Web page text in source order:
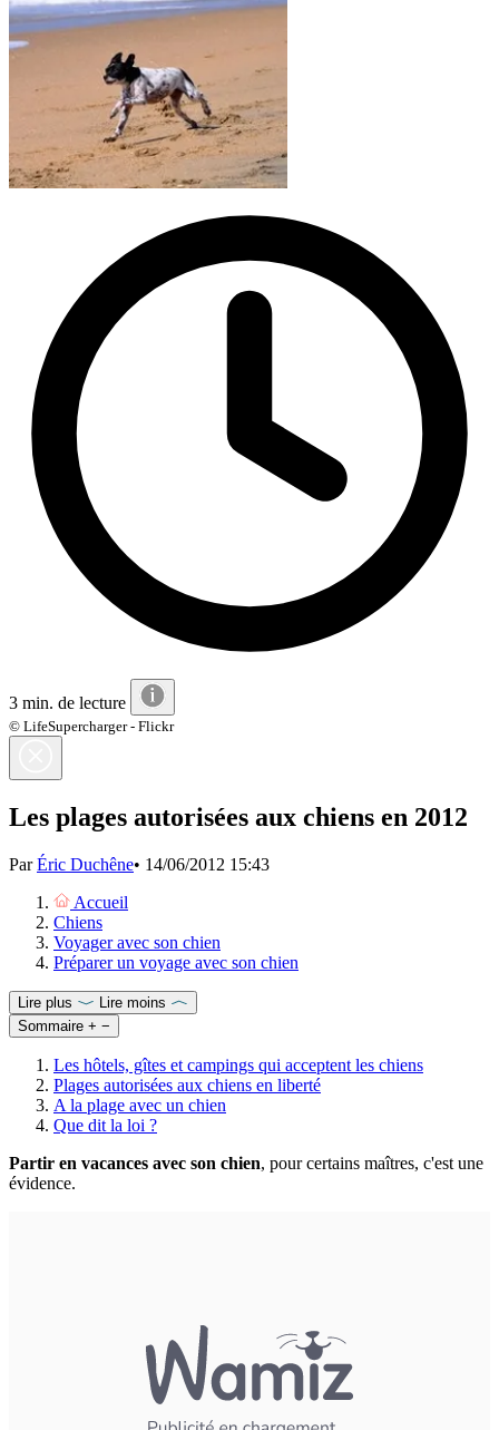
3 min. de lecture
© LifeSupercharger - Flickr
Les plages autorisées aux chiens en 2012
ParÉric Duchêne• 14/06/2012 15:43
Accueil
Chiens
Voyager avec son chien
Préparer un voyage avec son chien
Lire plus
Lire moins
Sommaire + −
Les hôtels, gîtes et campings qui acceptent les chiens
Plages autorisées aux chiens en liberté
A la plage avec un chien
Que dit la loi ?
Partir en vacances avec son chien, pour certains maîtres, c'est une
évidence.